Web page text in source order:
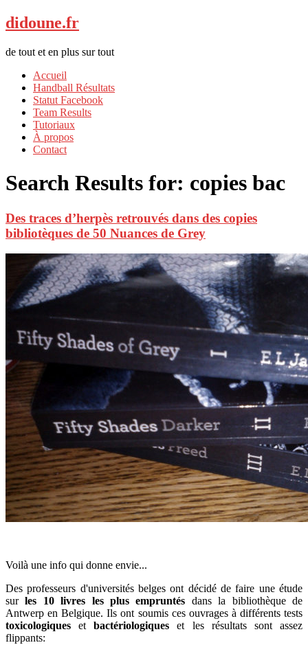
didoune.fr
de tout et en plus sur tout
Accueil
Handball Résultats
Statut Facebook
Team Results
Tutoriaux
À propos
Contact
Search Results for: copies bac
Des traces d’herpès retrouvés dans des copies
bibliotèques de 50 Nuances de Grey
Voilà une info qui donne envie...
Des professeurs d'universités belges ont décidé de faire une étude
surles 10 livres les plus empruntés dans la bibliothèque de
Antwerp en Belgique. Ils ont soumis ces ouvrages à différents tests
toxicologiques etbactériologiques et les résultats sont assez
flippants: